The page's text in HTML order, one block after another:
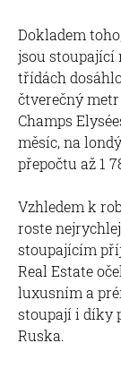
Dokladem
jsou stoupající
třídách
čtverečný metr
Champs
měsíc, na
přepočtu až 1
Vzhledem k
roste
stoupajícím
Real Estate
luxusním a
stoupají i díky
Ruska.